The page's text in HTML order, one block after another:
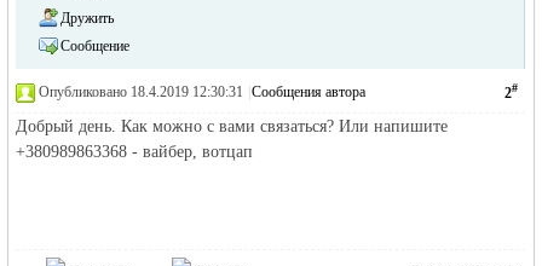
Германии -Дружить
Сообщение
2#
Опубликовано 18.4.2019 12:30:31 Сообщения автора
Добрый день. Как можно с вами связаться? Или напишите
+380989863368 - вайбер, вотцап